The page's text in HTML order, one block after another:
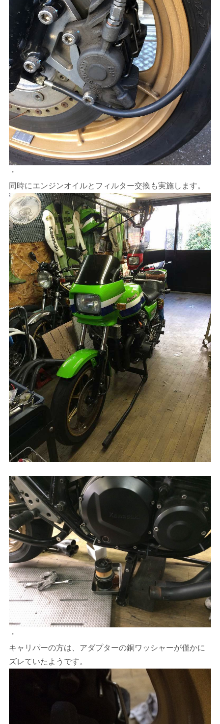
・
同時にエンジンオイルとフィルター交換も実施します。
・
キャリパーの方は、アダプターの銅ワッシャーが僅かに
ズレていたようです。